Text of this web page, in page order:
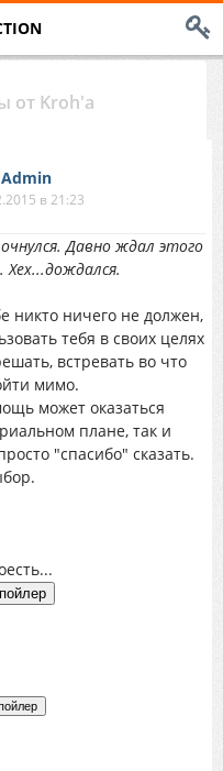
от Kroh'а
Аdmin
в 21:23
Давно ждал этого
никто ничего не должен,
тебя в своих целях
встревать во что
мимо.
может оказаться
плане, так и
"спасибо" сказать.